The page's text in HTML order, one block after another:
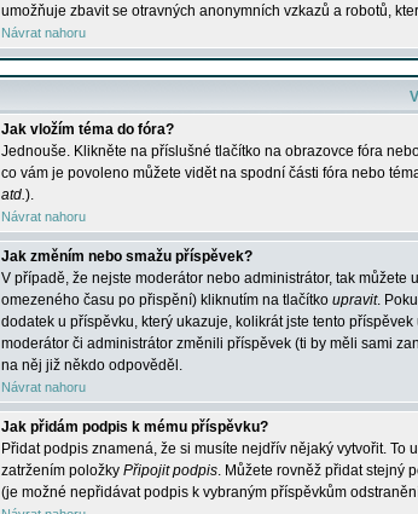
umožňuje zbavit se otravných anonymních vzkazů a robotů,
Návrat nahoru
Jak vložím téma do fóra?
Jednouše. Klikněte na příslušné tlačítko na obrazovce fóra
co vám je povoleno můžete vidět na spodní části fóra nebo
atd.).
Návrat nahoru
Jak změním nebo smažu příspěvek?
V případě, že nejste moderátor nebo administrátor, tak
omezeného času po přispění) kliknutím na tlačítko upravit.
dodatek u příspěvku, který ukazuje, kolikrát jste tento
moderátor či administrátor změnili příspěvek (ti by měli sami
na něj již někdo odpověděl.
Návrat nahoru
Jak přidám podpis k mému příspěvku?
Přidat podpis znamená, že si musíte nejdřív nějaký vytvořit. To
zatržením položky Připojit podpis. Můžete rovněž přidat stejný
(je možné nepřidávat podpis k vybraným příspěvkům